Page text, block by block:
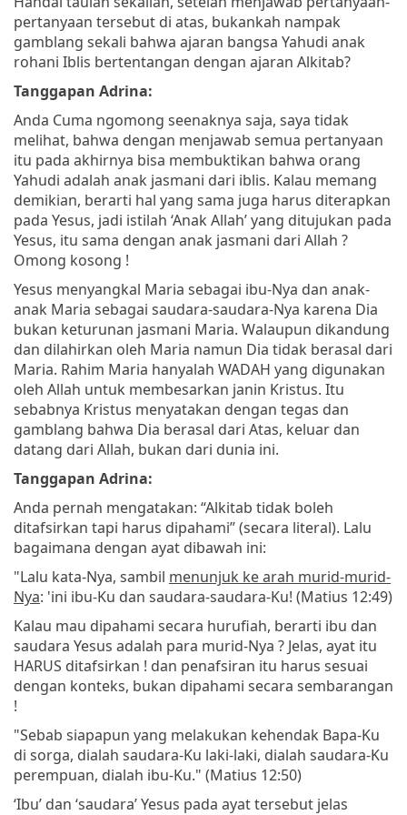
pertanyaan tersebut di atas, bukankah nampak
gamblang sekali bahwa ajaran bangsa Yahudi anak
rohani Iblis bertentangan dengan ajaran Alkitab?
Tanggapan Adrina:
Anda Cuma ngomong seenaknya saja, saya tidak
melihat, bahwa dengan menjawab semua pertanyaan
itu pada akhirnya bisa membuktikan bahwa orang
Yahudi adalah anak jasmani dari iblis. Kalau memang
demikian, berarti hal yang sama juga harus diterapkan
pada Yesus, jadi istilah ‘Anak Allah’ yang ditujukan pada
Yesus, itu sama dengan anak jasmani dari Allah ?
Omong kosong !
Yesus menyangkal Maria sebagai ibu-Nya dan anak-
anak Maria sebagai saudara-saudara-Nya karena Dia
bukan keturunan jasmani Maria. Walaupun dikandung
dan dilahirkan oleh Maria namun Dia tidak berasal dari
Maria. Rahim Maria hanyalah WADAH yang digunakan
oleh Allah untuk membesarkan janin Kristus. Itu
sebabnya Kristus menyatakan dengan tegas dan
gamblang bahwa Dia berasal dari Atas, keluar dan
datang dari Allah, bukan dari dunia ini.
Tanggapan Adrina:
Anda pernah mengatakan: “Alkitab tidak boleh
ditafsirkan tapi harus dipahami” (secara literal). Lalu
bagaimana dengan ayat dibawah ini:
"Lalu kata-Nya, sambil menunjuk ke arah murid-murid-
Nya: 'ini ibu-Ku dan saudara-saudara-Ku! (Matius 12:49)
Kalau mau dipahami secara hurufiah, berarti ibu dan
saudara Yesus adalah para murid-Nya ? Jelas, ayat itu
HARUS ditafsirkan ! dan penafsiran itu harus sesuai
dengan konteks, bukan dipahami secara sembarangan
!
"Sebab siapapun yang melakukan kehendak Bapa-Ku
di sorga, dialah saudara-Ku laki-laki, dialah saudara-Ku
perempuan, dialah ibu-Ku." (Matius 12:50)
‘Ibu’ dan ‘saudara’ Yesus pada ayat tersebut jelas